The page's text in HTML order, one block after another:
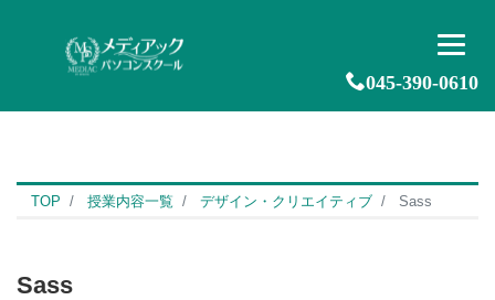
045-390-0610
TOP 授業内容一覧 デザイン・クリエイティブ Sass
Sass